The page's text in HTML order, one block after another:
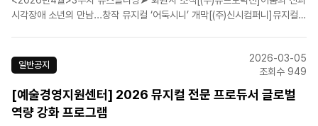
시각장애 소년의 만남...창작 뮤지컬 ‘어둑시니’ 개막[(주)신시컴퍼니]뮤지컬
니]뮤지컬 ‘베토벤’, 1차 티켓 전석 매..
일반공지
2026-03-05
조회수 949
[예술경영지원센터] 2026 뮤지컬 전문 프로듀서 글로벌
역량 강화 프로그램